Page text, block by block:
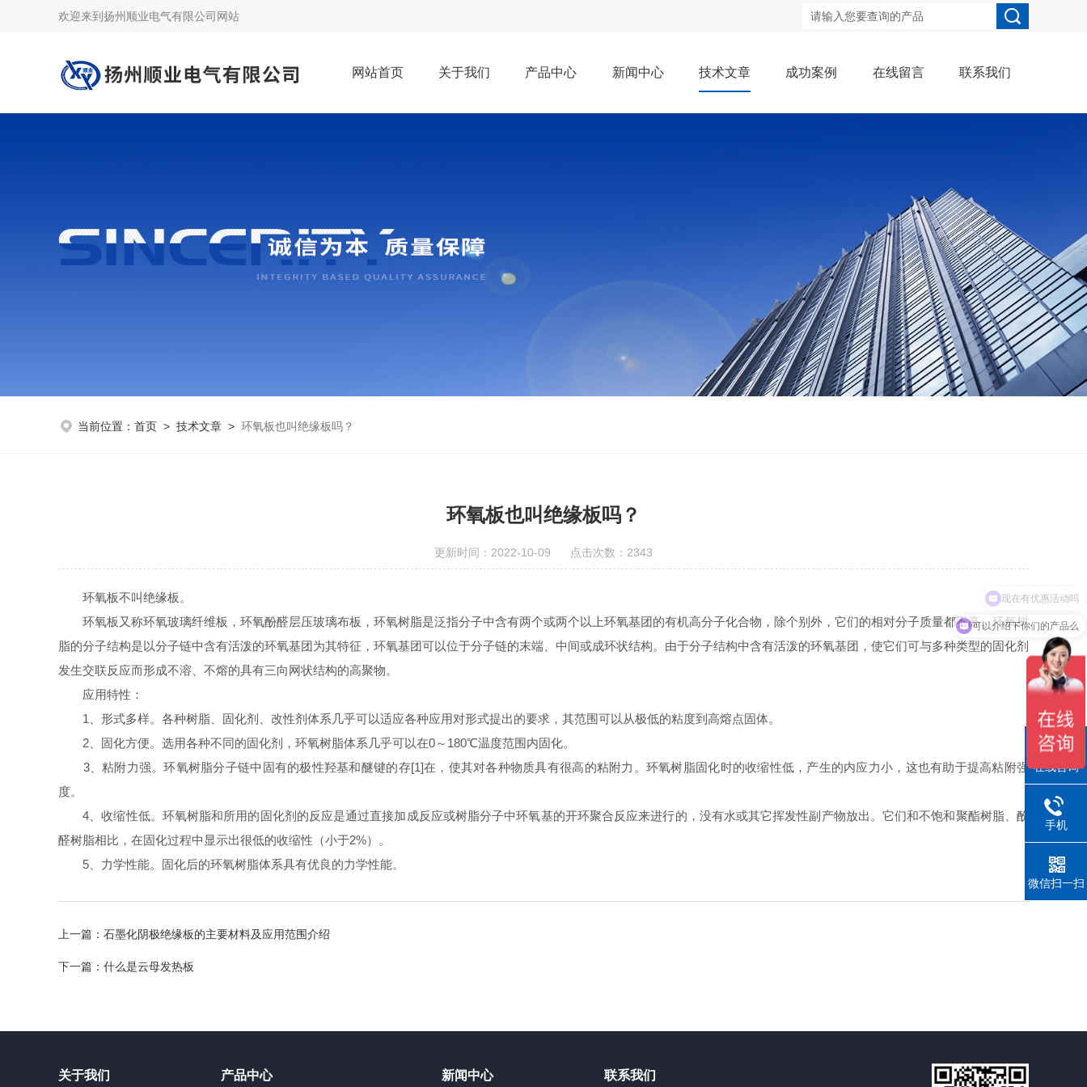
欢迎来到 扬州顺业电气有限公司网站
网站首页 关于我们 产品中心 新闻中心 技术文章 成功案例 在线留言 联系我们
可以介绍下你们的产品么
当前位置： 首页 > 技术文章 > 环氧板也叫绝缘板吗？
环氧板也叫绝缘板吗？
更新时间：2022-10-09 点击次数：2343
环氧板不叫绝缘板。
环氧板又称环氧玻璃纤维板，环氧酚醛层压玻璃布板，环氧树脂是泛指分子中含有两个或两个以上环氧基团的有机高分子化合物，除个别外，它们的相对分子质量都不高。环氧树
脂的分子结构是以分子链中含有活泼的环氧基团为其特征，环氧基团可以位于分子链的末端、中间或成环状结构。由于分子结构中含有活泼的环氧基团，使它们可与多种类型的固化剂
发生交联反应而形成不溶、不熔的具有三向网状结构的高聚物。
应用特性：
1、形式多样。各种树脂、固化剂、改性剂体系几乎可以适应各种应用对形式提出的要求，其范围可以从极低的粘度到高熔点固体。
2、固化方便。选用各种不同的固化剂，环氧树脂体系几乎可以在0～180℃温度范围内固化。
3、粘附力强。环氧树脂分子链中固有的极性羟基和醚键的存[1]在，使其对各种物质具有很高的粘附力。环氧树脂固化时的收缩性低，产生的内应力小，这也有助于提高粘附强
度。
4、收缩性低。环氧树脂和所用的固化剂的反应是通过直接加成反应或树脂分子中环氧基的开环聚合反应来进行的，没有水或其它挥发性副产物放出。它们和不饱和聚酯树脂、酚
醛树脂相比，在固化过程中显示出很低的收缩性（小于2%）。
5、力学性能。固化后的环氧树脂体系具有优良的力学性能。
上一篇： 石墨化阴极绝缘板的主要材料及应用范围介绍
下一篇： 什么是云母发热板
关于我们 产品中心 新闻中心 联系我们
在线咨询
手机
微信扫一扫